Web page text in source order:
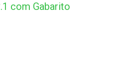
com Gabarito